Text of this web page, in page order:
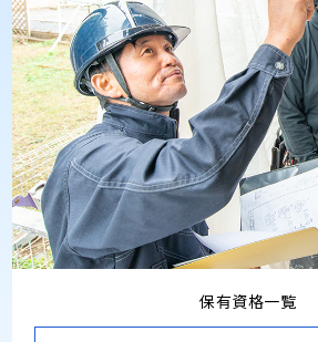
保有資格一覧